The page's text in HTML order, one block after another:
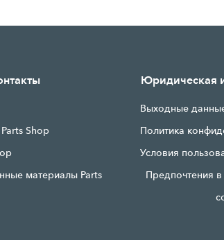
Shop
материалы Parts
Юридическая
Выходные
Политика
Условия
Предпочтения